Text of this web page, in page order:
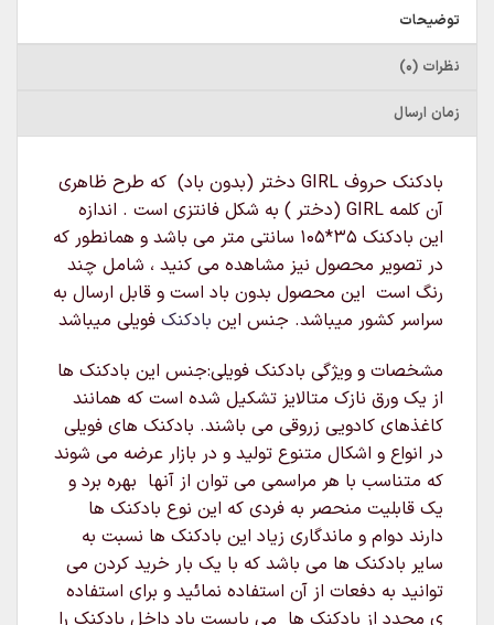
توضیحات
نظرات (0)
زمان ارسال
بادکنک حروف GIRL دختر (بدون باد) که طرح ظاهری
آن کلمه GIRL (دختر ) به شکل فانتزی است . اندازه
این بادکنک ۳۵*۱۰۵ سانتی متر می باشد و همانطور که
در تصویر محصول نیز مشاهده می کنید ، شامل چند
رنگ است این محصول بدون باد است و قابل ارسال به
سراسر کشور میباشد. جنس این بادکنک فویلی میباشد
مشخصات و ویژگی بادکنک فویلی:جنس این بادکنک ها
از یک ورق نازک متالایز تشکیل شده است که همانند
کاغذهای کادویی زروقی می باشند. بادکنک های فویلی
در انواع و اشکال متنوع تولید و در بازار عرضه می شوند
که متناسب با هر مراسمی می توان از آنها بهره برد و
یک قابلیت منحصر به فردی که این نوع بادکنک ها
دارند دوام و ماندگاری زیاد این بادکنک ها نسبت به
سایر بادکنک ها می باشد که با یک بار خرید کردن می
توانید به دفعات از آن استفاده نمائید و برای استفاده
ی مجدد از بادکنک ها می بایست باد داخل بادکنک را